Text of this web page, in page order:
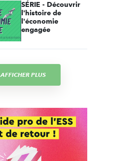
SÉRIE - Découvrir
l'histoire de
l'économie
engagée
AFFICHER PLUS